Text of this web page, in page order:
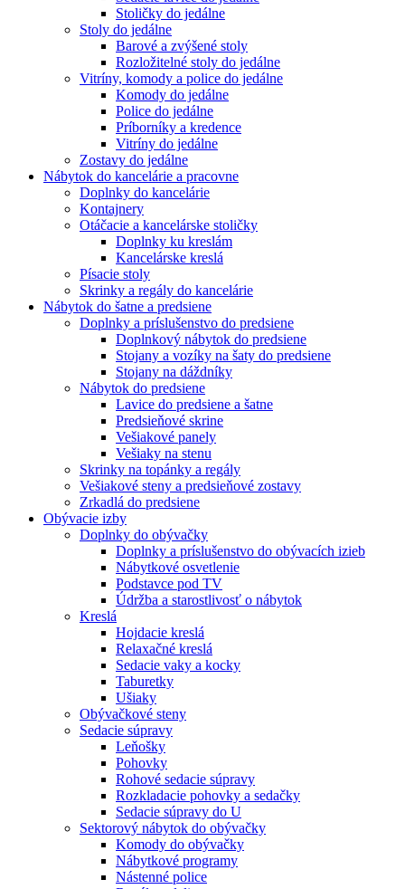
Stoličky do jedálne
Stoly do jedálne
Barové a zvýšené stoly
Rozložitelné stoly do jedálne
Vitríny, komody a police do jedálne
Komody do jedálne
Police do jedálne
Príborníky a kredence
Vitríny do jedálne
Zostavy do jedálne
Nábytok do kancelárie a pracovne
Doplnky do kancelárie
Kontajnery
Otáčacie a kancelárske stoličky
Doplnky ku kreslám
Kancelárske kreslá
Písacie stoly
Skrinky a regály do kancelárie
Nábytok do šatne a predsiene
Doplnky a príslušenstvo do predsiene
Doplnkový nábytok do predsiene
Stojany a vozíky na šaty do predsiene
Stojany na dáždníky
Nábytok do predsiene
Lavice do predsiene a šatne
Predsieňové skrine
Vešiakové panely
Vešiaky na stenu
Skrinky na topánky a regály
Vešiakové steny a predsieňové zostavy
Zrkadlá do predsiene
Obývacie izby
Doplnky do obývačky
Doplnky a príslušenstvo do obývacích izieb
Nábytkové osvetlenie
Podstavce pod TV
Údržba a starostlivosť o nábytok
Kreslá
Hojdacie kreslá
Relaxačné kreslá
Sedacie vaky a kocky
Taburetky
Ušiaky
Obývačkové steny
Sedacie súpravy
Leňošky
Pohovky
Rohové sedacie súpravy
Rozkladacie pohovky a sedačky
Sedacie súpravy do U
Sektorový nábytok do obývačky
Komody do obývačky
Nábytkové programy
Nástenné police